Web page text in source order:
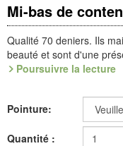
Mi-bas de
Qualité 70 deniers. Ils
beauté et sont d'une
contention favorisent
talon et pointe
Lavage à 30°.
Tailles = pointures: I
Poursuivre la lecture
Pointure:
Quantité :